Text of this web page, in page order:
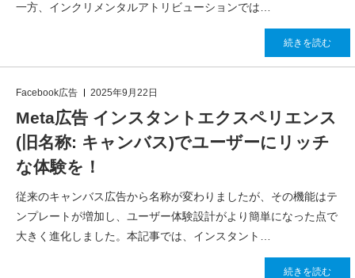
一方、インクリメンタルアトリビューションでは…
続きを読む
Facebook広告 2025年9月22日
Meta広告 インスタントエクスペリエンス
(旧名称: キャンバス)でユーザーにリッチ
な体験を！
従来のキャンバス広告から名称が変わりましたが、その機能はテ
ンプレートが増加し、ユーザー体験設計がより簡単になった点で
大きく進化しました。本記事では、インスタント…
続きを読む